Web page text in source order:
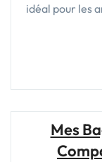
idéal pour les
Mes